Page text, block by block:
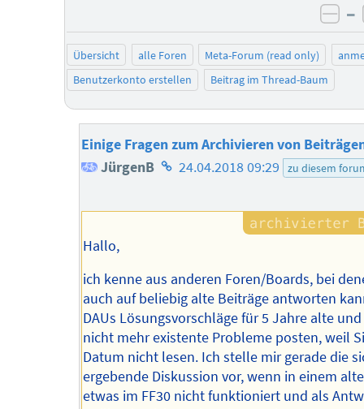
–
Übersicht alle Foren Meta-Forum (read only)
Benutzerkonto erstellen
Beitrag im Thread-Baum
Einige Fragen zum Archivieren von
JürgenB Homepage
Autors
24.04.2018 09:29 zu diesem
Hallo,
ich kenne aus anderen Foren/Boards, bei
auch auf beliebig alte Beiträge antworten
DAUs Lösungsvorschläge für 5 Jahre alte
nicht mehr existente Probleme posten, weil
Datum nicht lesen. Ich stelle mir gerade die
ergebende Diskussion vor, wenn in einem
etwas im FF30 nicht funktioniert und als